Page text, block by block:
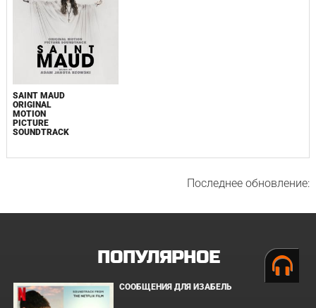
SAINT MAUD
ORIGINAL
MOTION
PICTURE
SOUNDTRACK
Последнее обновление:
ПОПУЛЯРНОЕ
СООБЩЕНИЯ ДЛЯ ИЗАБЕЛЬ